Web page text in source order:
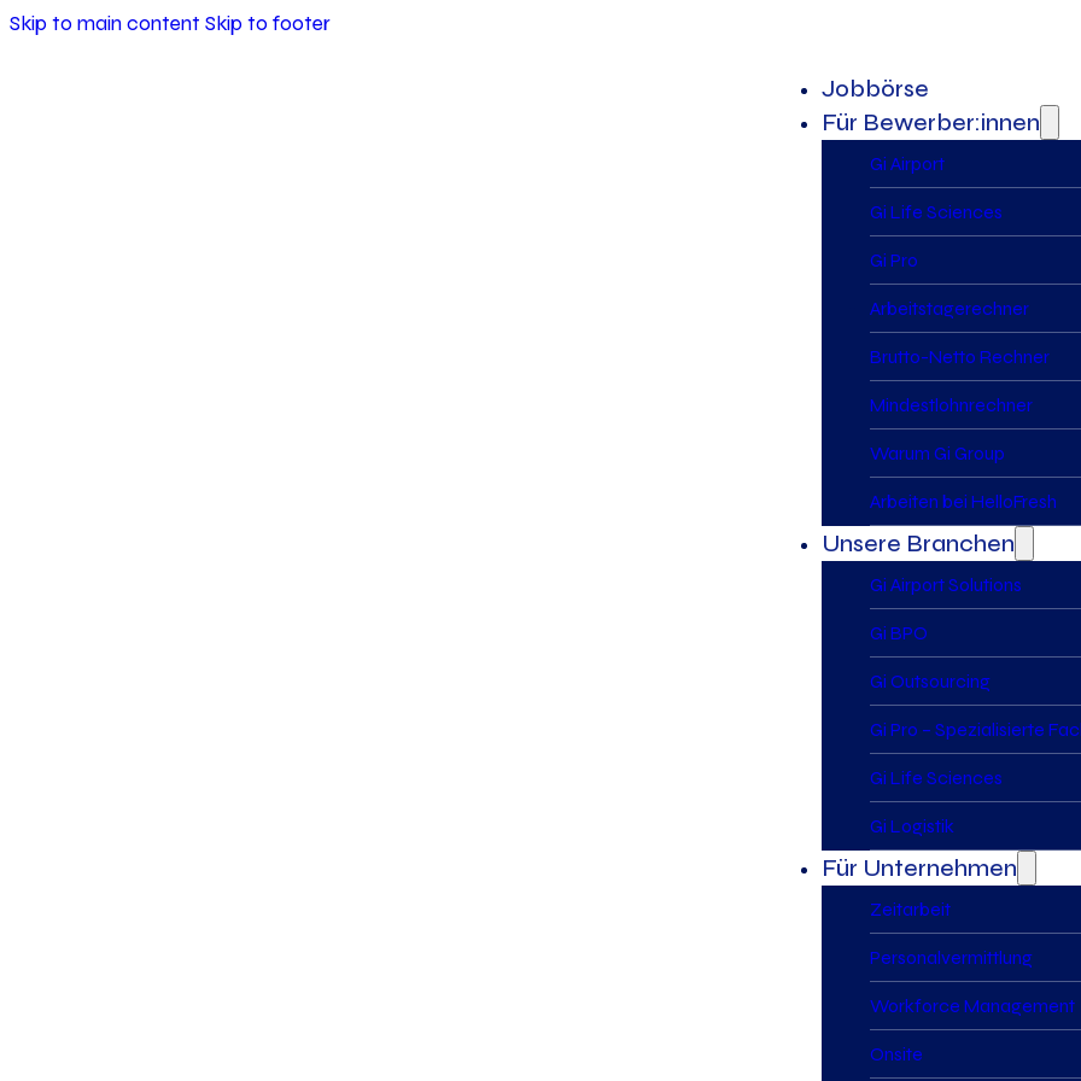
Skip to main content Skip to footer
Jobbörse
Für Bewerber:innen
Gi Airport
Gi Life Sciences
Gi Pro
Arbeitstagerechner
Brutto-Netto Rechner
Mindestlohnrechner
Warum Gi Group
Arbeiten bei HelloFresh
Unsere Branchen
Gi Airport Solutions
Gi BPO
Gi Outsourcing
Gi Pro – Spezialisierte
Gi Life Sciences
Gi Logistik
Für Unternehmen
Zeitarbeit
Personalvermittlung
Workforce Management
Onsite